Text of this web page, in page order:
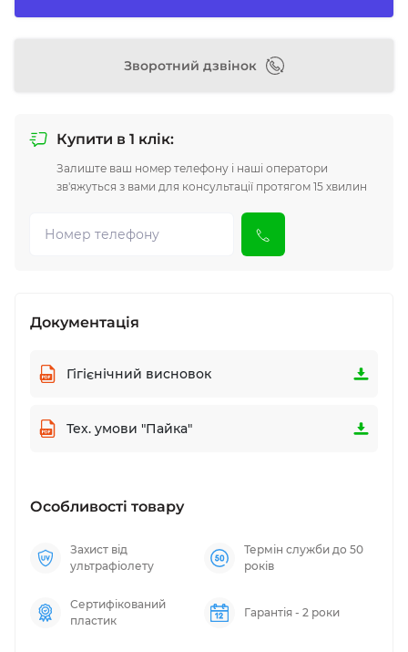
Зворотний дзвінок
Купити в 1 клік:
Залиште ваш номер телефону і наші оператори
зв'яжуться з вами для консультації протягом 15 хвилин
Документація
Гігієнічний висновок
Тех. умови "Пайка"
Особливості товару
Захист від
ультрафіолету
Термін служби до 50
років
Сертифікований
пластик
Гарантія - 2 роки